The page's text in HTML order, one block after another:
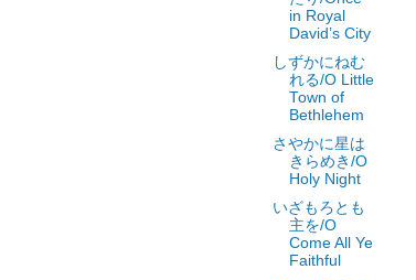
in Royal
David’s City
しずかにねむ
れる/O Little
Town of
Bethlehem
さやかに星は
きらめき/O
Holy Night
いざもろとも
主を/O
Come All Ye
Faithful